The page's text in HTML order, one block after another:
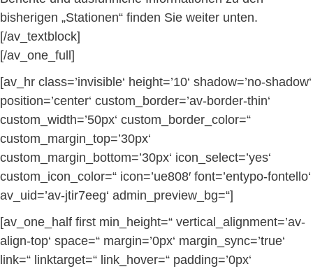
bisherigen „Stationen“ finden Sie weiter unten.
[/av_textblock]
[/av_one_full]
[av_hr class=’invisible‘ height=’10‘ shadow=’no-shadow‘
position=’center‘ custom_border=’av-border-thin‘
custom_width=’50px‘ custom_border_color=“
custom_margin_top=’30px‘
custom_margin_bottom=’30px‘ icon_select=’yes‘
custom_icon_color=“ icon=’ue808′ font=’entypo-fontello‘
av_uid=’av-jtir7eeg‘ admin_preview_bg=“]
[av_one_half first min_height=“ vertical_alignment=’av-
align-top‘ space=“ margin=’0px‘ margin_sync=’true‘
link=“ linktarget=“ link_hover=“ padding=’0px‘